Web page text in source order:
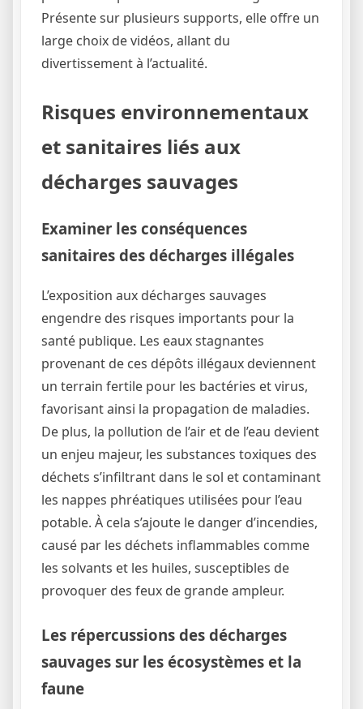
Présente sur plusieurs supports, elle offre un
large choix de vidéos, allant du
divertissement à l’actualité.
Risques environnementaux
et sanitaires liés aux
décharges sauvages
Examiner les conséquences
sanitaires des décharges illégales
L’exposition aux décharges sauvages
engendre des risques importants pour la
santé publique. Les eaux stagnantes
provenant de ces dépôts illégaux deviennent
un terrain fertile pour les bactéries et virus,
favorisant ainsi la propagation de maladies.
De plus, la pollution de l’air et de l’eau devient
un enjeu majeur, les substances toxiques des
déchets s’infiltrant dans le sol et contaminant
les nappes phréatiques utilisées pour l’eau
potable. À cela s’ajoute le danger d’incendies,
causé par les déchets inflammables comme
les solvants et les huiles, susceptibles de
provoquer des feux de grande ampleur.
Les répercussions des décharges
sauvages sur les écosystèmes et la
faune